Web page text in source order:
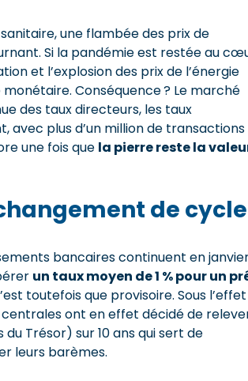
une flambée des prix de
Si la pandémie est restée au
et l’explosion des prix de l’énergie
Conséquence ? Le marché
des taux directeurs, les taux
avec plus d’un million de transactions
une fois que la pierre reste la
de cycle
bancaires continuent en
un taux moyen de 1 % pour un
toutefois que provisoire. Sous l’effet
centrales ont en effet décidé de
Trésor) sur 10 ans qui sert de
leurs barèmes.